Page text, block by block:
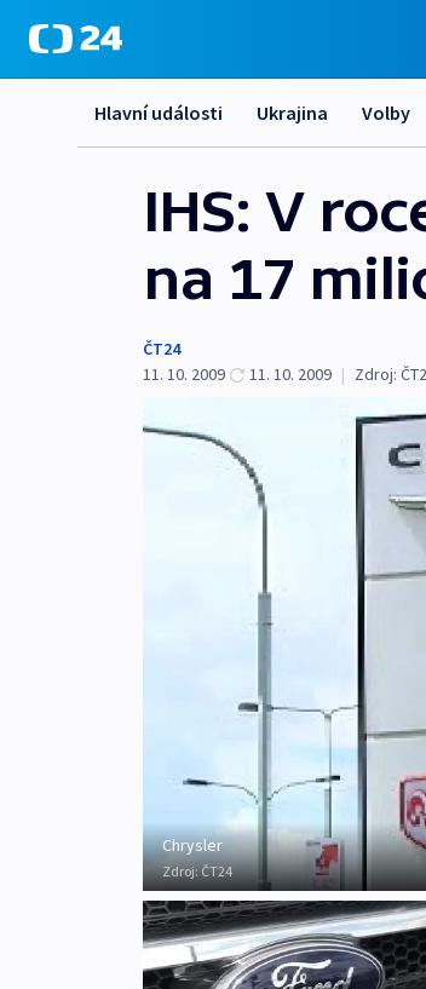
Hlavní události Ukrajina Volby
IHS: V
na 17
ČT24
11. 10. 2009
11. 10. 2009 | Zdroj:
Chrysler
Zdroj:ČT24